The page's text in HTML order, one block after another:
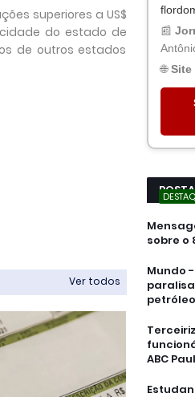
superiores a US$
do estado de
de outros estados
Ver todos
📰
🌐Site
sobre o
Mundo
ABC